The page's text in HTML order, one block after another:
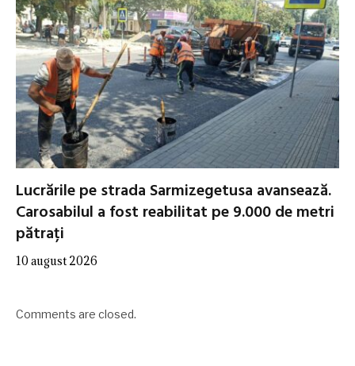
Lucrările pe strada Sarmizegetusa avansează.
Carosabilul a fost reabilitat pe 9.000 de metri
pătrați
10 august 2026
Comments are closed.